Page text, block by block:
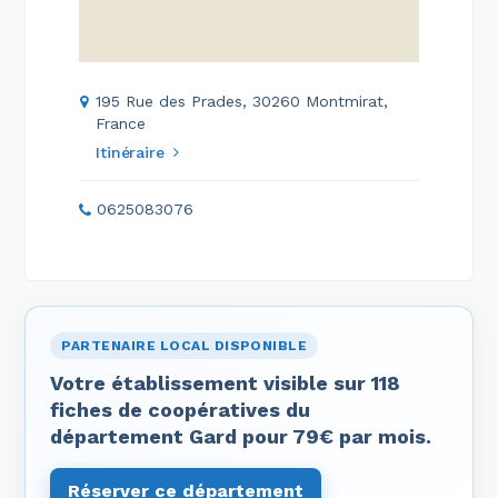
195 Rue des Prades, 30260 Montmirat,
France
Itinéraire
0625083076
PARTENAIRE LOCAL DISPONIBLE
Votre établissement visible sur 118
fiches de coopératives du
département Gard pour 79€ par mois.
Réserver ce département